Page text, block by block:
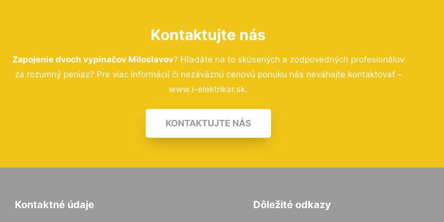
Kontaktujte nás
Zapojenie dvoch vypínačov Miloslavov? Hľadáte na to skúsených a zodpovedných profesionálov
za rozumný peniaz? Pre viac informácií či nezáväznú cenovú ponuku nás neváhajte kontaktovať –
www.i-elektrikar.sk.
KONTAKTUJTE NÁS
Kontaktné údaje Dôležité odkazy